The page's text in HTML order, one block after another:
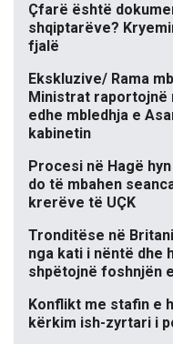
Çfarë është
shqiptarëve?
fjalë
Ekskluzive/ Rama
Ministrat raportojnë
edhe mbledhja e
kabinetin
Procesi në Hagë
do të mbahen
krerëve të UÇK
Tronditëse në
nga kati i nëntë dhe
shpëtojnë foshnjën
Konflikt me stafin e
kërkim ish-zyrtari i